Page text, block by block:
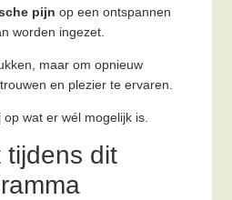
pijn op een ontspannen
worden ingezet.
maar om opnieuw
en plezier te ervaren.
wat er wél mogelijk is.
tijdens dit